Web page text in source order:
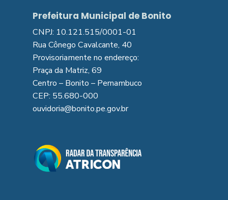
Prefeitura Municipal de Bonito
CNPJ: 10.121.515/0001-01
Rua Cônego Cavalcante, 40
Provisoriamente no endereço:
Praça da Matriz, 69
Centro – Bonito – Pernambuco
CEP: 55.680-000
ouvidoria@bonito.pe.gov.br